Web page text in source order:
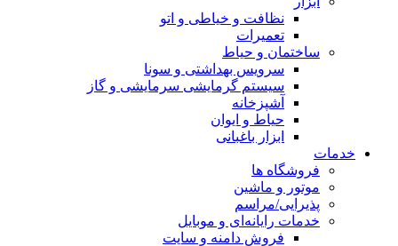
نظافت و خیاطی و اتو
تعمیرات
ساختمان و حیاط
سرویس بهداشتی و سونا
سیستم گرمایشی سرمایشی و گاز
آشپزخانه
حیاط و ایوان
ابزار باغبانی
خدمات
فروشگاه ها
موتور و ماشین
پذیرایی/مراسم
خدمات رایانه‌ای و موبایل
فروش دامنه و سایت